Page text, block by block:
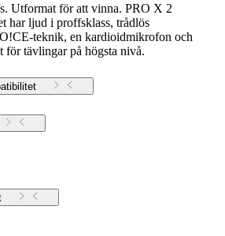
Utformat för att vinna. PRO X 2
har ljud i proffsklass, trådlös
teknik, en kardioidmikrofon och
för tävlingar på högsta nivå.